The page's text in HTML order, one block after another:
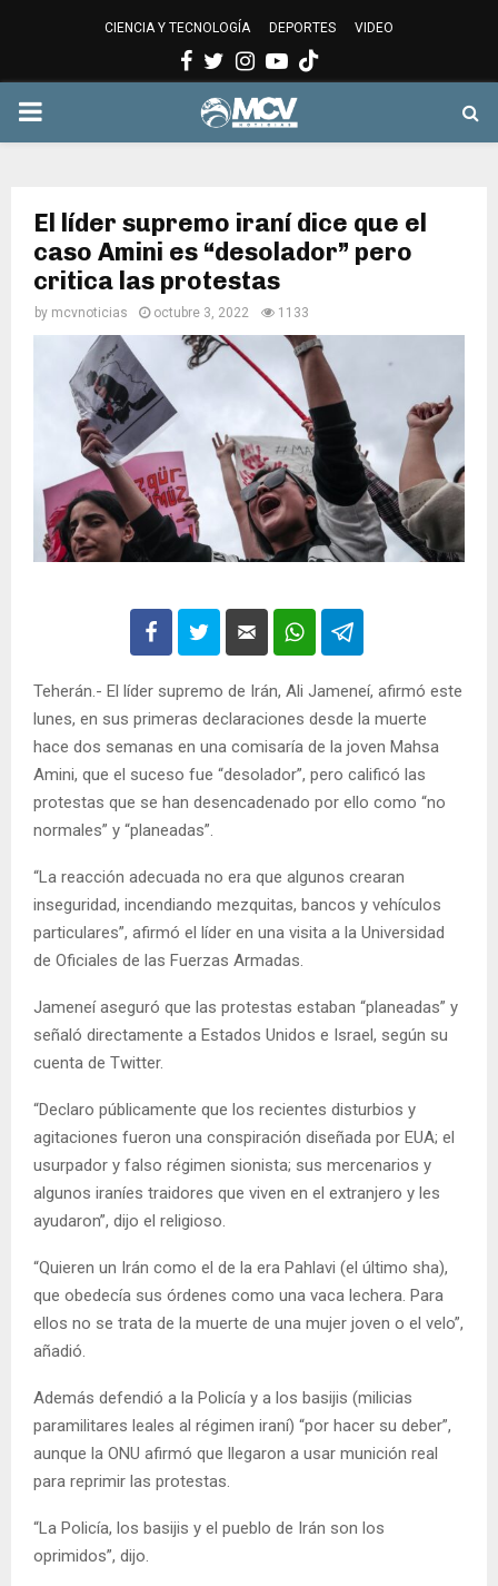
CIENCIA Y TECNOLOGÍA DEPORTES VIDEO
Facebook
Twitter
Instagram
Youtube
PRIMARY
El líder supremo iraní dice que el
caso Amini es “desolador” pero
critica las protestas
by mcvnoticias octubre 3, 2022 1133
Teherán.- El líder supremo de Irán, Ali Jameneí, afirmó este
lunes, en sus primeras declaraciones desde la muerte
hace dos semanas en una comisaría de la joven Mahsa
Amini, que el suceso fue “desolador”, pero calificó las
protestas que se han desencadenado por ello como “no
normales” y “planeadas”.
“La reacción adecuada no era que algunos crearan
inseguridad, incendiando mezquitas, bancos y vehículos
particulares”, afirmó el líder en una visita a la Universidad
de Oficiales de las Fuerzas Armadas.
Jameneí aseguró que las protestas estaban “planeadas” y
señaló directamente a Estados Unidos e Israel, según su
cuenta de Twitter.
“Declaro públicamente que los recientes disturbios y
agitaciones fueron una conspiración diseñada por EUA; el
usurpador y falso régimen sionista; sus mercenarios y
algunos iraníes traidores que viven en el extranjero y les
ayudaron”, dijo el religioso.
“Quieren un Irán como el de la era Pahlavi (el último sha),
que obedecía sus órdenes como una vaca lechera. Para
ellos no se trata de la muerte de una mujer joven o el velo”,
añadió.
Además defendió a la Policía y a los basijis (milicias
paramilitares leales al régimen iraní) “por hacer su deber”,
aunque la ONU afirmó que llegaron a usar munición real
para reprimir las protestas.
“La Policía, los basijis y el pueblo de Irán son los
oprimidos”, dijo.